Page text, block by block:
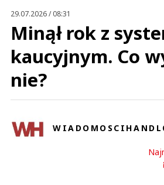
29.07.2026 / 08:31
Minął rok z
kaucyjnym. Co
nie?